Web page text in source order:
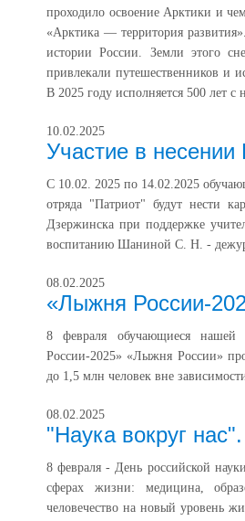
проходило освоение Арктики и
«Арктика — территория
истории России. Земли этого
привлекали путешественников и
В 2025 году исполняется 500 лет с
10.02.2025
Участие в
С 10.02. 2025 по 14.02.2025
отряда "Патриот" будут нести
Дзержинска при поддержке
воспитанию Шаниной С. Н. -
08.02.2025
«Лыжня России-
8 февраля обучающиеся нашей
России-2025» «Лыжня России»
до 1,5 млн человек вне
08.02.2025
"Наука вокруг нас".
8 февраля - День российской
сферах жизни: медицина,
человечество на новый уровень